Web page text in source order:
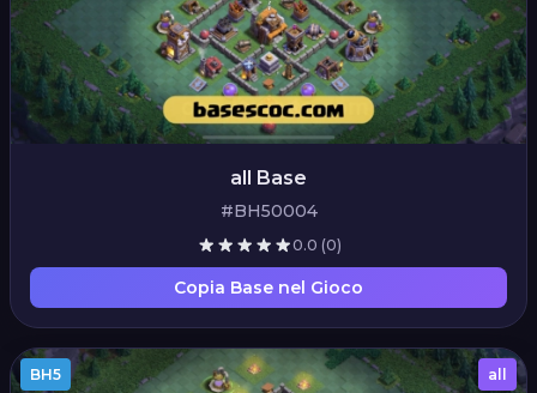
all Base
#BH50004
0.0 (0)
Copia Base nel Gioco
BH5 all